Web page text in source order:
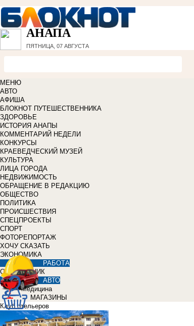
АНАПА
ПЯТНИЦА, 07 АВГУСТА
МЕНЮ
АВТО
АФИША
БЛОКНОТ ПУТЕШЕСТВЕННИКА
ЗДОРОВЬЕ
ИСТОРИЯ АНАПЫ
КОММЕНТАРИЙ НЕДЕЛИ
КОНКУРСЫ
КРАЕВЕДЧЕСКИЙ МУЗЕЙ
КУЛЬТУРА
ЛИЦА ГОРОДА
НЕДВИЖИМОСТЬ
ОБРАЩЕНИЕ В РЕДАКЦИЮ
ОБЩЕСТВО
ПОЛИТИКА
ПРОИСШЕСТВИЯ
СПЕЦПРОЕКТЫ
СПОРТ
ФОТОРЕПОРТАЖ
ХОЧУ СКАЗАТЬ
ЭКОНОМИКА
РАБОТА
СПРАВОЧНИК
АВТО
Медицина
МАГАЗИНЫ
Клуб отельеров